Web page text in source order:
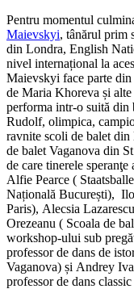
Pentru momentul
Maievskyi, tânărul prim
din Londra, English
nivel internațional la
Maievskyi face parte
de Maria Khoreva și
performa intr-o suită din
Rudolf, olimpica,
ravnite scoli de balet
de balet Vaganova din
de care tinerele
Alfie Pearce (
Națională București),
Paris), Alecsia Lazarescu
Orezeanu ( Scoala de
workshop-ului sub
professor de dans de
Vaganova) și Andrey
professor de dans